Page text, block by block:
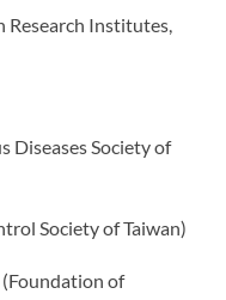
Institutes,
Diseases Society of
Society of Taiwan)
of